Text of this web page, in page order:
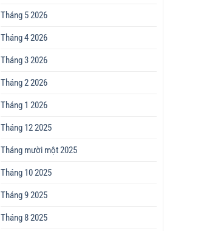
Tháng 5 2026
Tháng 4 2026
Tháng 3 2026
Tháng 2 2026
Tháng 1 2026
Tháng 12 2025
Tháng mười một 2025
Tháng 10 2025
Tháng 9 2025
Tháng 8 2025